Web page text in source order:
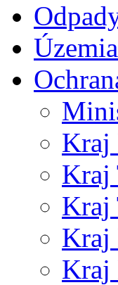
Kraj
Kraj
Kraj
Kraj
Kraj